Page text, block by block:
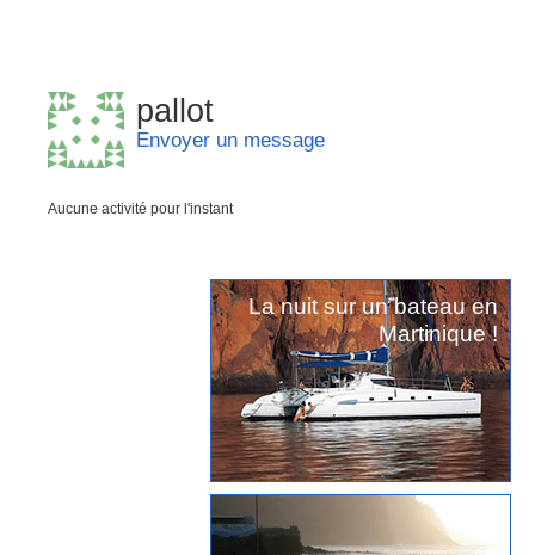
pallot
Envoyer un message
Aucune activité pour l'instant
La nuit sur un bateau en
Martinique !